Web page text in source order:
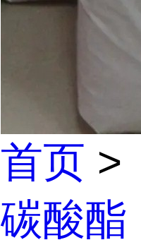
首页 >
碳酸酯